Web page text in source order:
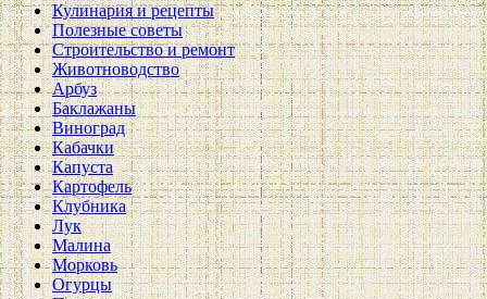
Кулинария и рецепты
Полезные советы
Строительство и ремонт
Животноводство
Арбуз
Баклажаны
Виноград
Кабачки
Капуста
Картофель
Клубника
Лук
Малина
Морковь
Огурцы